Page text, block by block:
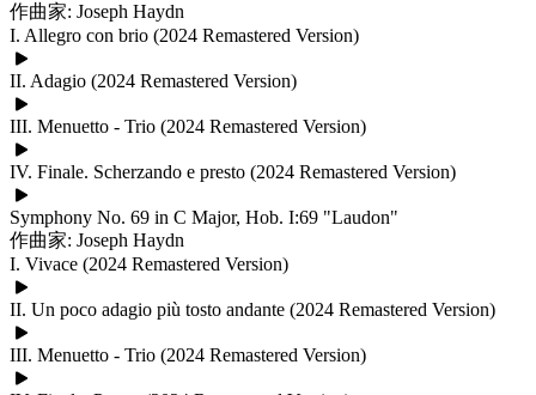
作曲家: Joseph Haydn
I. Allegro con brio (2024 Remastered Version)
II. Adagio (2024 Remastered Version)
III. Menuetto - Trio (2024 Remastered Version)
IV. Finale. Scherzando e presto (2024 Remastered Version)
Symphony No. 69 in C Major, Hob. I:69 "Laudon"
作曲家: Joseph Haydn
I. Vivace (2024 Remastered Version)
II. Un poco adagio più tosto andante (2024 Remastered Version)
III. Menuetto - Trio (2024 Remastered Version)